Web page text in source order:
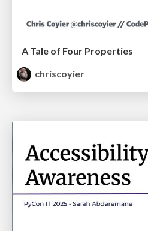
A Tale of Four Properties
chriscoyier